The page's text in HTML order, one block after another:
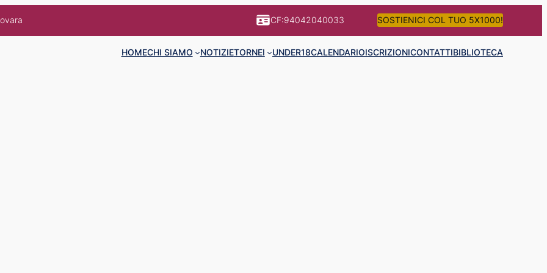
CF:94042040033 SOSTIENICI COL TUO 5X1000!
HOMECHI SIAMO NOTIZIETORNEI UNDER18CALENDARIOISCRIZIONICONTATTIBIBLIOTECA